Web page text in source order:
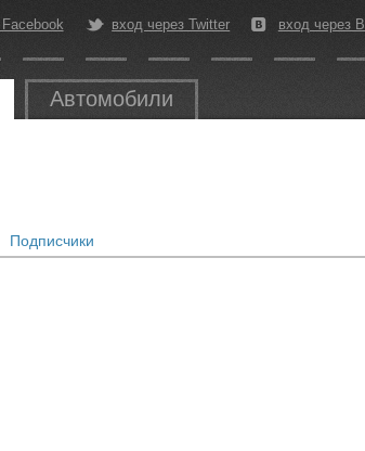
вход через Twitter вход через
Автомобили
Подписчики